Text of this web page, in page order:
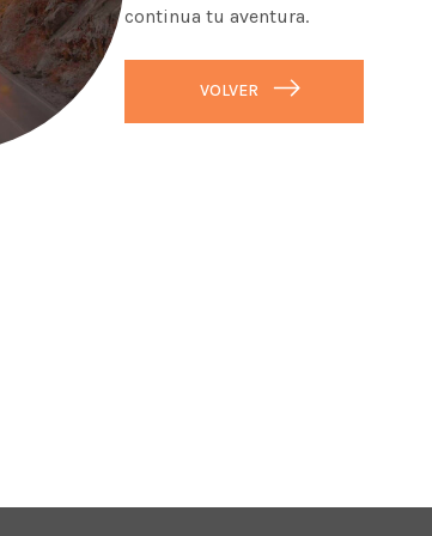
continua tu aventura.
VOLVER